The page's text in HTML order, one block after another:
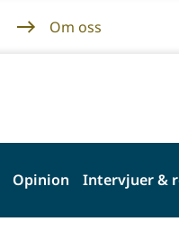
Om oss
Opinion Intervjuer &